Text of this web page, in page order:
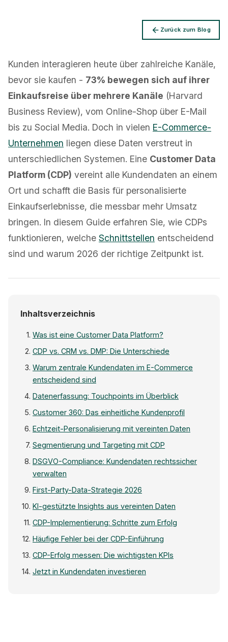
Zurück zum Blog
Kunden interagieren heute über zahlreiche Kanäle,
bevor sie kaufen - 73% bewegen sich auf ihrer
Einkaufsreise über mehrere Kanäle (Harvard
Business Review), vom Online-Shop über E-Mail
bis zu Social Media. Doch in vielen E-Commerce-
Unternehmen liegen diese Daten verstreut in
unterschiedlichen Systemen. Eine Customer Data
Platform (CDP) vereint alle Kundendaten an einem
Ort und schafft die Basis für personalisierte
Einkaufserlebnisse, die messbar mehr Umsatz
bringen. In diesem Guide erfahren Sie, wie CDPs
funktionieren, welche Schnittstellen entscheidend
sind und warum 2026 der richtige Zeitpunkt ist.
Inhaltsverzeichnis
Was ist eine Customer Data Platform?
CDP vs. CRM vs. DMP: Die Unterschiede
Warum zentrale Kundendaten im E-Commerce
entscheidend sind
Datenerfassung: Touchpoints im Überblick
Customer 360: Das einheitliche Kundenprofil
Echtzeit-Personalisierung mit vereinten Daten
Segmentierung und Targeting mit CDP
DSGVO-Compliance: Kundendaten rechtssicher
verwalten
First-Party-Data-Strategie 2026
KI-gestützte Insights aus vereinten Daten
CDP-Implementierung: Schritte zum Erfolg
Häufige Fehler bei der CDP-Einführung
CDP-Erfolg messen: Die wichtigsten KPIs
Jetzt in Kundendaten investieren
Datenschutz